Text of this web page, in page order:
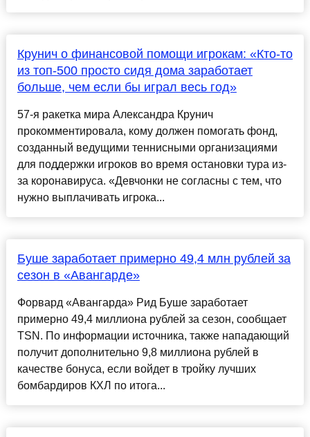
Крунич о финансовой помощи игрокам: «Кто-то
из топ-500 просто сидя дома заработает
больше, чем если бы играл весь год»
57-я ракетка мира Александра Крунич
прокомментировала, кому должен помогать фонд,
созданный ведущими теннисными организациями
для поддержки игроков во время остановки тура из-
за коронавируса. «Девчонки не согласны с тем, что
нужно выплачивать игрока...
Буше заработает примерно 49,4 млн рублей за
сезон в «Авангарде»
Форвард «Авангарда» Рид Буше заработает
примерно 49,4 миллиона рублей за сезон, сообщает
TSN. По информации источника, также нападающий
получит дополнительно 9,8 миллиона рублей в
качестве бонуса, если войдет в тройку лучших
бомбардиров КХЛ по итога...